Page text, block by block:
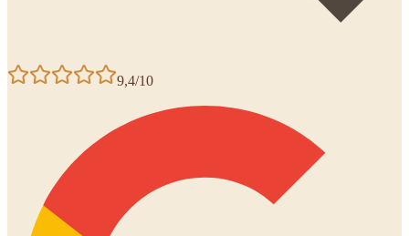
9,4/10